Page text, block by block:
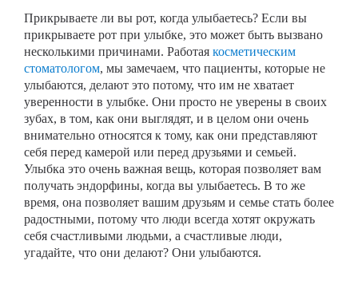
Прикрываете ли вы рот, когда улыбаетесь? Если вы
прикрываете рот при улыбке, это может быть вызвано
несколькими причинами. Работая косметическим
стоматологом, мы замечаем, что пациенты, которые не
улыбаются, делают это потому, что им не хватает
уверенности в улыбке. Они просто не уверены в своих
зубах, в том, как они выглядят, и в целом они очень
внимательно относятся к тому, как они представляют
себя перед камерой или перед друзьями и семьей.
Улыбка это очень важная вещь, которая позволяет вам
получать эндорфины, когда вы улыбаетесь. В то же
время, она позволяет вашим друзьям и семье стать более
радостными, потому что люди всегда хотят окружать
себя счастливыми людьми, а счастливые люди,
угадайте, что они делают? Они улыбаются.